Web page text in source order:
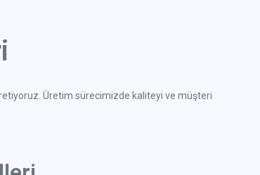
Üretim sürecimizde kaliteyi ve müşteri